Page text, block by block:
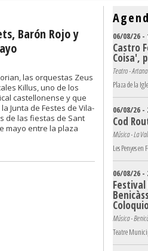
Barón Rojo y
las orquestas Zeus
Killus, uno de los
castellonense y que
Junta de Festes de Vila-
de las fiestas de Sant
mayo entre la plaza
06/08/26 -
Castro
Coisa',
Teatro - Artana
Plaza de la
06/08/26 -
Cod
Música - La
Les Penyes
06/08/26 -
Música -
Teatre